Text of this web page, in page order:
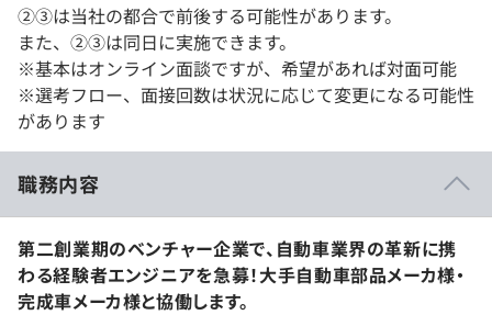
②③は当社の都合で前後する可能性があります。
また、②③は同日に実施できます。
※基本はオンライン面談ですが、希望があれば対面可能
※選考フロー、面接回数は状況に応じて変更になる可能性
があります
職務内容
第二創業期のベンチャー企業で、自動車業界の革新に携
わる経験者エンジニアを急募！大手自動車部品メーカ様・
完成車メーカ様と協働します。